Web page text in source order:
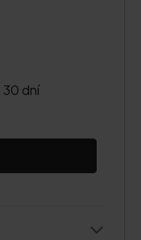
30 dní